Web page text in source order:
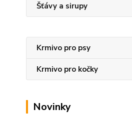
Šťávy a sirupy
Krmivo pro psy
Krmivo pro kočky
Novinky